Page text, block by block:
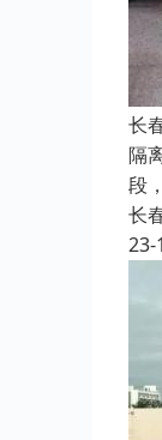
长
隔
段
长
23-